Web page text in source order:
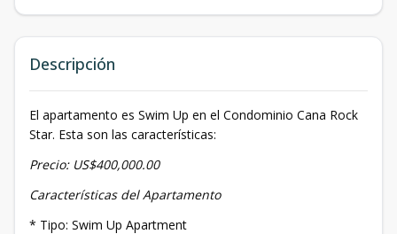
Descripción
El apartamento es Swim Up en el Condominio Cana Rock
Star. Esta son las características:
Precio: US$400,000.00
Características del Apartamento
* Tipo: Swim Up Apartment